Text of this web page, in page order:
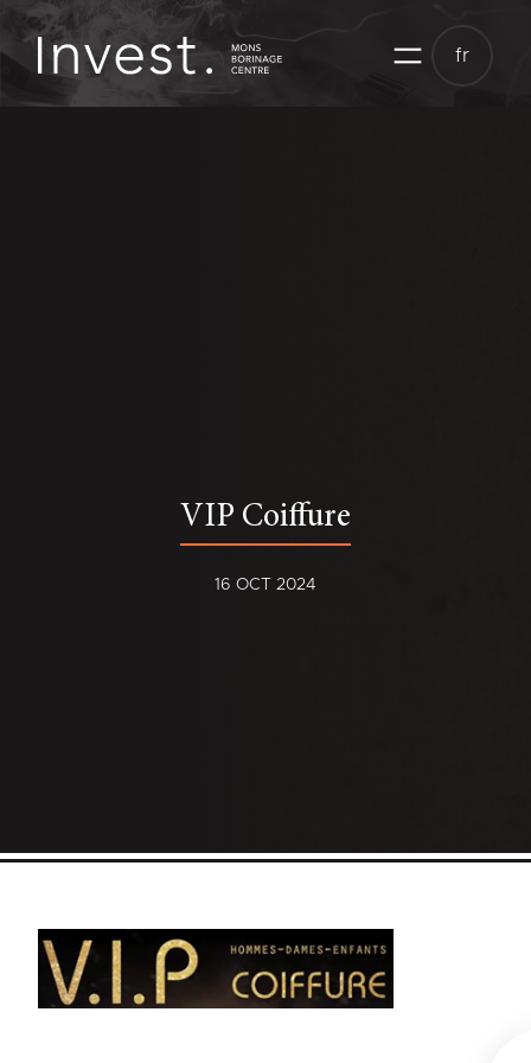
Aller
contenu
fr
VIP Coiffure
16 OCT 2024